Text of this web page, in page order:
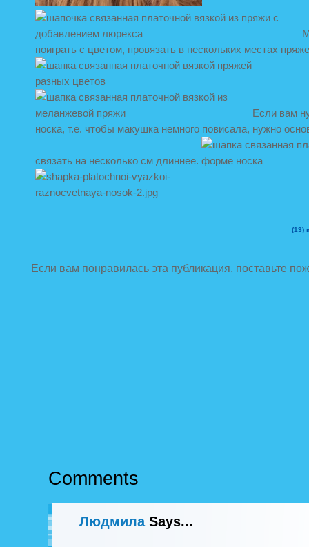
поиграть с цветом, провязать в нескольких местах
Если вам
носка, т.е. чтобы макушка немного повисала, нужно
связать на несколько см длиннее.
(13)
Если вам понравилась эта публикация, поставьте
Comments
ЛюдмилаSays...